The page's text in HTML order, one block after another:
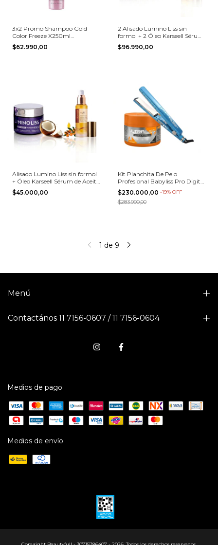
3x2 Promo Shampoo Gold
Color Freeze X250ml
Schwarzkopf
$62.990,00
2 Alisado Lumino Liss sin
formol + 2 Óleo Karseell Sérum
de Aceite de Argán
$96.990,00
Alisado Lumino Liss sin formol
+ Óleo Karseell Sérum de Aceite
de Argán
$45.000,00
Kit Planchita De Pelo
Profesional Babyliss Pro Digital
4091 + Alisado Novalook
$230.000,00 -19% OFF
$283.990,00
1 de 9
Menú
Contactános 11 7156-0607 / 11 7156-0604
Medios de pago
Medios de envío